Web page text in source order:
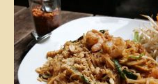
Motz-Ecke
Hits mit Biss